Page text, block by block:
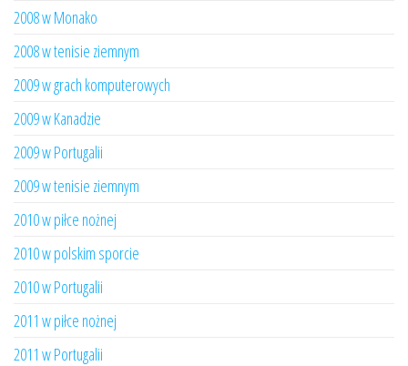
2008 w Monako
2008 w tenisie ziemnym
2009 w grach komputerowych
2009 w Kanadzie
2009 w Portugalii
2009 w tenisie ziemnym
2010 w piłce nożnej
2010 w polskim sporcie
2010 w Portugalii
2011 w piłce nożnej
2011 w Portugalii